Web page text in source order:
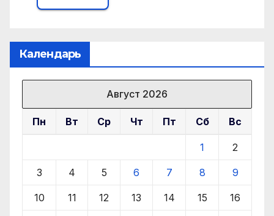
Календарь
Август 2026
Пн Вт Ср Чт Пт Сб Вс
1 2
3 4 5 6 7 8 9
10 11 12 13 14 15 16